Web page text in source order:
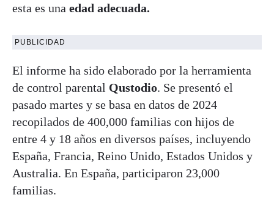
esta es una edad adecuada.
PUBLICIDAD
El informe ha sido elaborado por la herramienta
de control parental Qustodio. Se presentó el
pasado martes y se basa en datos de 2024
recopilados de 400,000 familias con hijos de
entre 4 y 18 años en diversos países, incluyendo
España, Francia, Reino Unido, Estados Unidos y
Australia. En España, participaron 23,000
familias.